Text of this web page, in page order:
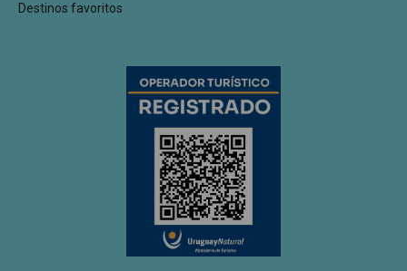
Destinos favoritos